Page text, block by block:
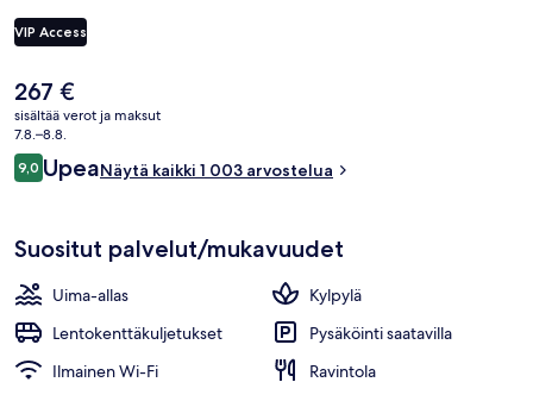
baari/aulabaari ja kuntokeskus. Matkailijat arvostavat majoituspaikan
avuliasta henkilökuntaa. Julkisen liikenteen yhteydet sijaitsevat vain
minuutin ja Findiklin linja-autopysäkki 7 minuutin kävelymatkan
päässä.
VIP Access
Nykyinen
hinta
on
267 €
267 €
sisältää verot ja maksut
7.8.–8.8.
Arvostelut
9,09,0 kautta 10.
UpeaNäytä kaikki 1 003 arvostelua
Suositut palvelut/mukavuudet
Uima-allas
Kylpylä
Lentokenttäkuljetukset
Pysäköinti saatavilla
Ilmainen Wi-Fi
Ravintola